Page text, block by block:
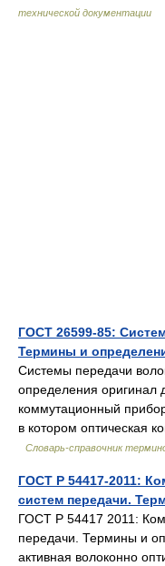
технической документации
ГОСТ 26599-85:
Термины и
Системы передачи
определения оригинал
коммутационный
в котором оптическая
Словарь-справочник
ГОСТ Р 54417-2011:
систем передачи.
ГОСТ Р 54417 2011:
передачи. Термины и
активная волоконно